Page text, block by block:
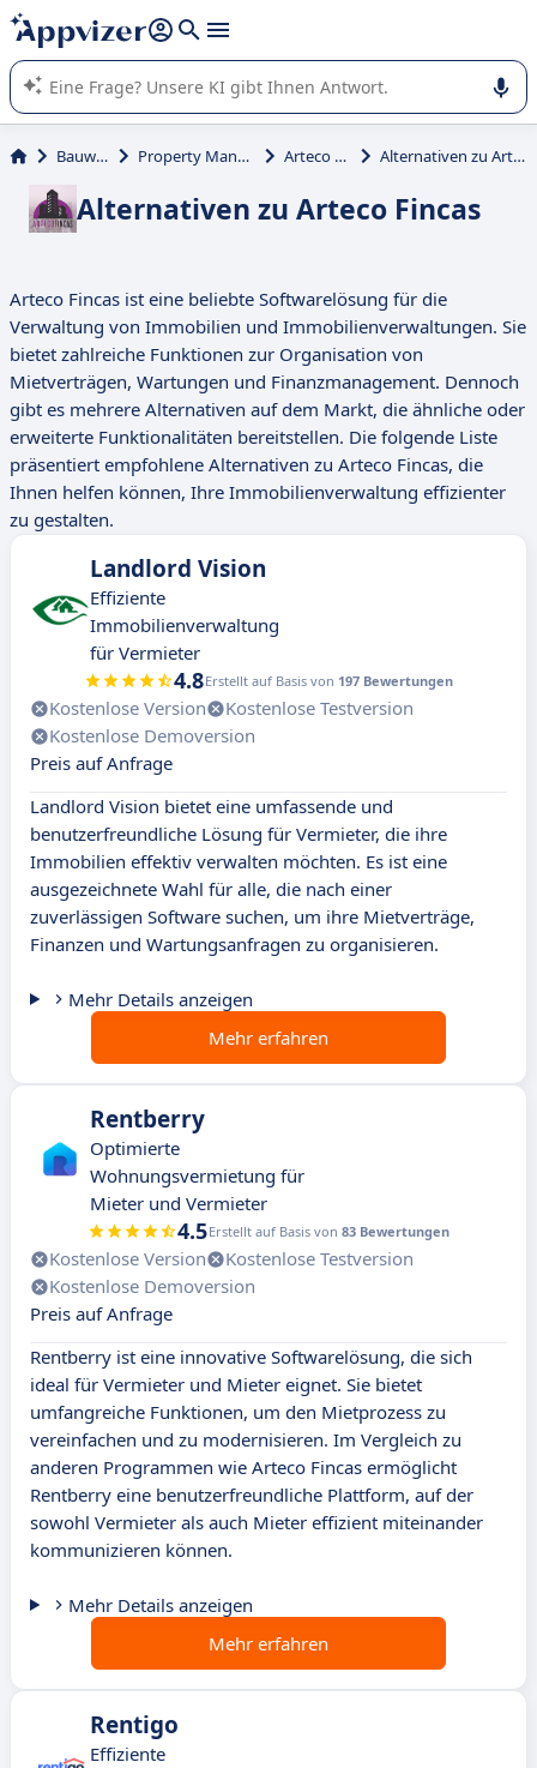
beantworten (mehrere Zeilen mit
Die KI von Appvizer führt Sie bei der Nutzung oder Auswahl
von SaaS-Software in Unternehmen.
Bauwesen Property Management Arteco Fincas Alternativen zu Arteco Fincas
Alternativen zu Arteco Fincas
Arteco Fincas ist eine beliebte Softwarelösung für die
Verwaltung von Immobilien und Immobilienverwaltungen. Sie
bietet zahlreiche Funktionen zur Organisation von
Mietverträgen, Wartungen und Finanzmanagement. Dennoch
gibt es mehrere Alternativen auf dem Markt, die ähnliche oder
erweiterte Funktionalitäten bereitstellen. Die folgende Liste
präsentiert empfohlene Alternativen zu Arteco Fincas, die
Ihnen helfen können, Ihre Immobilienverwaltung effizienter
zu gestalten.
Landlord Vision
Effiziente
Immobilienverwaltung
für Vermieter
4.8Erstellt auf Basis von 197 Bewertungen
Kostenlose Version
Kostenlose Testversion
Kostenlose Demoversion
Preis auf Anfrage
Landlord Vision bietet eine umfassende und
benutzerfreundliche Lösung für Vermieter, die ihre
Immobilien effektiv verwalten möchten. Es ist eine
ausgezeichnete Wahl für alle, die nach einer
zuverlässigen Software suchen, um ihre Mietverträge,
Finanzen und Wartungsanfragen zu organisieren.
Mehr Details anzeigen
Mehr erfahren
Rentberry
Optimierte
Wohnungsvermietung für
Mieter und Vermieter
4.5Erstellt auf Basis von 83 Bewertungen
Kostenlose Version
Kostenlose Testversion
Kostenlose Demoversion
Preis auf Anfrage
Rentberry ist eine innovative Softwarelösung, die sich
ideal für Vermieter und Mieter eignet. Sie bietet
umfangreiche Funktionen, um den Mietprozess zu
vereinfachen und zu modernisieren. Im Vergleich zu
anderen Programmen wie Arteco Fincas ermöglicht
Rentberry eine benutzerfreundliche Plattform, auf der
sowohl Vermieter als auch Mieter effizient miteinander
kommunizieren können.
Mehr Details anzeigen
Mehr erfahren
Rentigo
Effiziente